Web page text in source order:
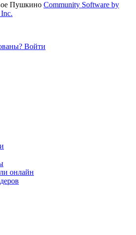
Пушкино Community Software by
Войти
онлайн